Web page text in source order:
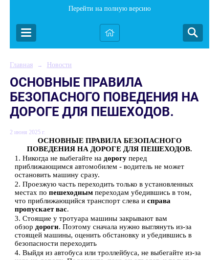
Перейти на полную версию
Главная → Новости
ОСНОВНЫЕ ПРАВИЛА
БЕЗОПАСНОГО ПОВЕДЕНИЯ НА
ДОРОГЕ ДЛЯ ПЕШЕХОДОВ.
2 июня 2025 г.
ОСНОВНЫЕ ПРАВИЛА БЕЗОПАСНОГО
ПОВЕДЕНИЯ НА ДОРОГЕ ДЛЯ ПЕШЕХОДОВ.
1. Никогда не выбегайте на дорогу перед
приближающимся автомобилем - водитель не может
остановить машину сразу.
2. Проезжую часть переходить только в установленных
местах по пешеходным переходам убедившись в том,
что приближающийся транспорт слева и справа
пропускает вас.
3. Стоящие у тротуара машины закрывают вам
обзор дороги. Поэтому сначала нужно выглянуть из-за
стоящей машины, оценить обстановку и убедившись в
безопасности переходить
4. Выйдя из автобуса или троллейбуса, не выбегайте из-за